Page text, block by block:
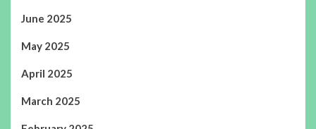
June 2025
May 2025
April 2025
March 2025